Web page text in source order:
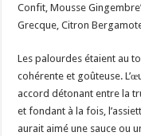
Confit, Mousse
Grecque, Citron
Les palourdes étaient au
cohérente et goûteuse.
accord détonant entre la
et fondant à la fois,
aurait aimé une sauce ou